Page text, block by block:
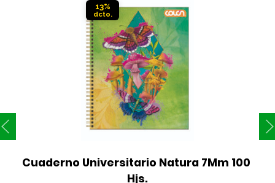
13%
Cuaderno Universitario Natura 7Mm 100
Hjs.